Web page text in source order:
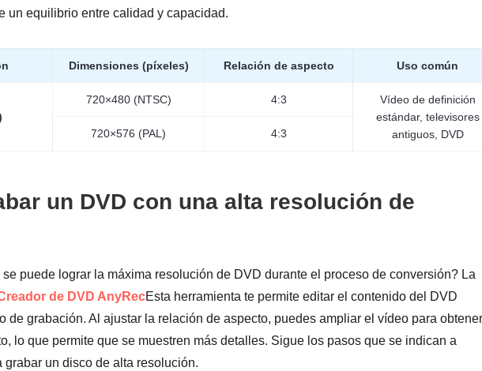
un equilibrio entre calidad y capacidad.
Dimensiones (píxeles) Relación de aspecto Uso común
720×480 (NTSC) 4:3
Vídeo de definición
estándar, televisores
antiguos, DVD
720×576 (PAL) 4:3
un DVD con una alta resolución de
puede lograr la máxima resolución de DVD durante el proceso de conversión? La
de DVD AnyRecEsta herramienta te permite editar el contenido del DVD
de grabación. Al ajustar la relación de aspecto, puedes ampliar el vídeo para obtener
lo que permite que se muestren más detalles. Sigue los pasos que se indican a
grabar un disco de alta resolución.